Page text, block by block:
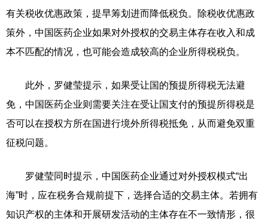
有关税收优惠政策，提早筹划进而降低税负。除税收优惠政
策外，中国医药企业如果对外授权的交易主体存在收入和成
本不匹配的情况，也可能会造成较高的企业所得税税负。
此外，罗健莹提示，如果受让国的预提所得税无法避
免，中国医药企业则需要关注在受让国支付的预提所得税是
否可以在授权方所在国进行境外所得税抵免，从而避免双重
征税问题。
罗健莹同时提示，中国医药企业通过对外授权模式“出
海”时，应在税务合规前提下，选择合适的交易主体。若拥有
知识产权的主体和开展研发活动的主体存在不一致情形，很